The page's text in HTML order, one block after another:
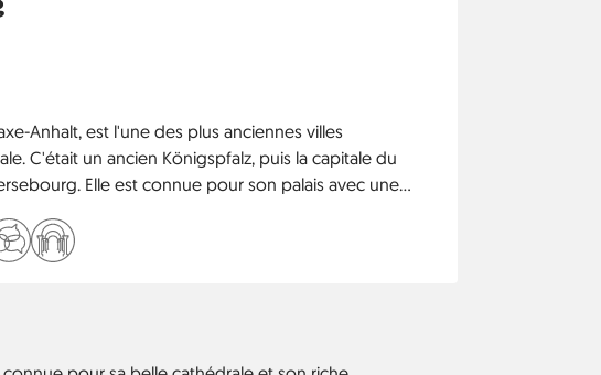
Anhalt, est l'une des plus anciennes villes
C'était un ancien Königspfalz, puis la capitale du
Elle est connue pour son palais avec une
médiévales écrites en vieux haut allemand.